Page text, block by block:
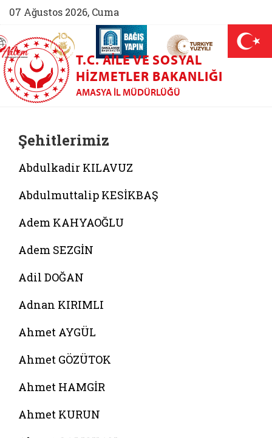
07 Ağustos 2026, Cuma
(yeni sekmede açılır)
AİLEM İletişim Merkezi (yeni sekmede açılır)
Aile ve Nüfus On Yılı (yeni sekmede açılır)
Darülaceze bağış sayfası (yeni
T.C. AILE VE SOSYAL
HIZMETLER BAKANLIĞI
AMASYA İL MÜDÜRLÜĞÜ
Şehitlerimiz
Abdulkadir KILAVUZ
Abdulmuttalip KESİKBAŞ
Adem KAHYAOĞLU
Adem SEZGİN
Adil DOĞAN
Adnan KIRIMLI
Ahmet AYGÜL
Ahmet GÖZÜTOK
Ahmet HAMGİR
Ahmet KURUN